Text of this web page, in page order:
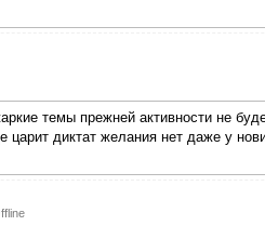
темы прежней активности не
диктат желания нет даже у